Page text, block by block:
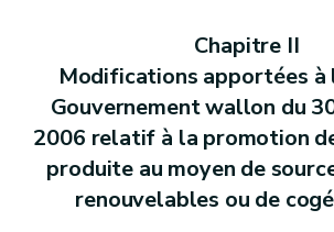
Chapitre II
Modifications apportées à
Gouvernement wallon du
2006 relatif à la promotion
produite au moyen de
renouvelables ou de